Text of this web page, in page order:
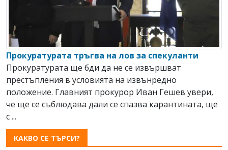
Прокуратурата тръгва на лов за спекуланти
Прокуратурата ще бди да не се извършват
престъпления в условията на извънредно
положение. Главният прокурор Иван Гешев увери,
че ще се съблюдава дали се спазва карантината, ще
с ...
КАКВО СЕ ТЪРСИ?